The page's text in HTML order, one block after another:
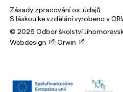
Zásady zpracování os. údajů
S láskou ke vzdělání vyrobeno v
© 2026 Odbor školství
Webdesign
: Orwin